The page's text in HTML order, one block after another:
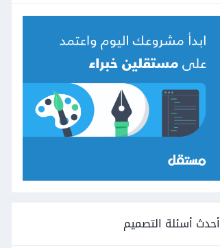
أحدث أسئلة التصميم